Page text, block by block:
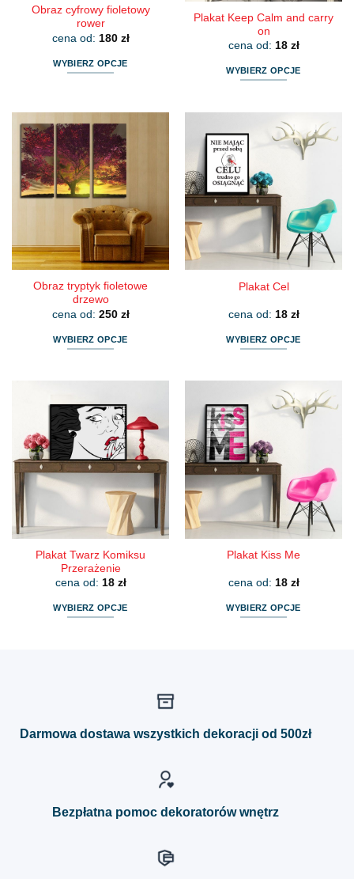
Obraz cyfrowy fioletowy
rower
cena od: 180 zł
WYBIERZ OPCJE
ma
wiele
wariantów.
Opcje
można
wybrać
na
stronie
produktu
Plakat Keep Calm and carry
on
cena od: 18 zł
WYBIERZ OPCJE
wiele
wariantów.
Opcje
można
wybrać
na
stronie
produktu
Obraz tryptyk fioletowe
drzewo
cena od: 250 zł
WYBIERZ OPCJE
wiele
wariantów.
Opcje
można
wybrać
na
stronie
produktu
Plakat Cel
cena od: 18 zł
WYBIERZ OPCJE
wiele
wariantów.
Opcje
można
wybrać
na
stronie
produktu
Plakat Twarz Komiksu
Przerażenie
cena od: 18 zł
WYBIERZ OPCJE
Plakat Kiss Me
cena od: 18 zł
WYBIERZ OPCJE
można
Darmowa dostawa wszystkich dekoracji od 500zł
Bezpłatna pomoc dekoratorów wnętrz